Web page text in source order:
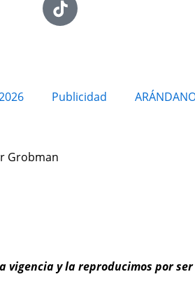
Publicidad
Grobman
y la reproducimos por